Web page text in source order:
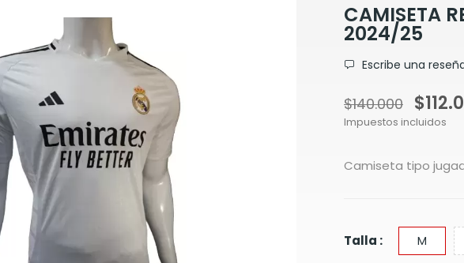
CAMISETA
2024/25
Escribe una
$140.000
Impuestos incluidos
Camiseta tipo
Talla : M